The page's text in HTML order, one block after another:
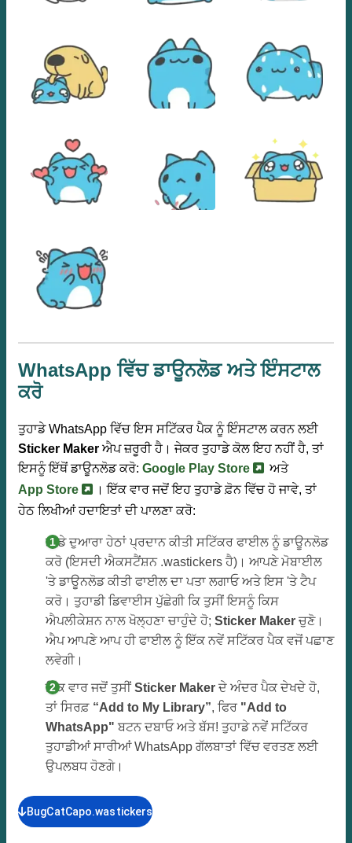
WhatsApp ਵਿੱਚ ਡਾਊਨਲੋਡ ਅਤੇ ਇੰਸਟਾਲ
ਕਰੋ
ਤੁਹਾਡੇ WhatsApp ਵਿੱਚ ਇਸ ਸਟਿੱਕਰ ਪੈਕ ਨੂੰ ਇੰਸਟਾਲ ਕਰਨ ਲਈ
Sticker Maker ਐਪ ਜ਼ਰੂਰੀ ਹੈ। ਜੇਕਰ ਤੁਹਾਡੇ ਕੋਲ ਇਹ ਨਹੀਂ ਹੈ, ਤਾਂ
ਇਸਨੂੰ ਇੱਥੋਂ ਡਾਊਨਲੋਡ ਕਰੋ: Google Play Store
ਅਤੇ
App Store
। ਇੱਕ ਵਾਰ ਜਦੋਂ ਇਹ ਤੁਹਾਡੇ ਫ਼ੋਨ ਵਿੱਚ ਹੋ ਜਾਵੇ, ਤਾਂ
ਹੇਠ ਲਿਖੀਆਂ ਹਦਾਇਤਾਂ ਦੀ ਪਾਲਣਾ ਕਰੋ:
ਸਾਡੇ ਦੁਆਰਾ ਹੇਠਾਂ ਪ੍ਰਦਾਨ ਕੀਤੀ ਸਟਿੱਕਰ ਫਾਈਲ ਨੂੰ ਡਾਊਨਲੋਡ
ਕਰੋ (ਇਸਦੀ ਐਕਸਟੈਂਸ਼ਨ .wastickers ਹੈ)। ਆਪਣੇ ਮੋਬਾਈਲ
'ਤੇ ਡਾਊਨਲੋਡ ਕੀਤੀ ਫਾਈਲ ਦਾ ਪਤਾ ਲਗਾਓ ਅਤੇ ਇਸ 'ਤੇ ਟੈਪ
ਕਰੋ। ਤੁਹਾਡੀ ਡਿਵਾਈਸ ਪੁੱਛੇਗੀ ਕਿ ਤੁਸੀਂ ਇਸਨੂੰ ਕਿਸ
ਐਪਲੀਕੇਸ਼ਨ ਨਾਲ ਖੋਲ੍ਹਣਾ ਚਾਹੁੰਦੇ ਹੋ; Sticker Maker ਚੁਣੋ।
ਐਪ ਆਪਣੇ ਆਪ ਹੀ ਫਾਈਲ ਨੂੰ ਇੱਕ ਨਵੇਂ ਸਟਿੱਕਰ ਪੈਕ ਵਜੋਂ ਪਛਾਣ
ਲਵੇਗੀ।
ਇੱਕ ਵਾਰ ਜਦੋਂ ਤੁਸੀਂ Sticker Maker ਦੇ ਅੰਦਰ ਪੈਕ ਦੇਖਦੇ ਹੋ,
ਤਾਂ ਸਿਰਫ਼ “Add to My Library”, ਫਿਰ "Add to
WhatsApp" ਬਟਨ ਦਬਾਓ ਅਤੇ ਬੱਸ! ਤੁਹਾਡੇ ਨਵੇਂ ਸਟਿੱਕਰ
ਤੁਹਾਡੀਆਂ ਸਾਰੀਆਂ WhatsApp ਗੱਲਬਾਤਾਂ ਵਿੱਚ ਵਰਤਣ ਲਈ
ਉਪਲਬਧ ਹੋਣਗੇ।
BugCatCapo.wastickers